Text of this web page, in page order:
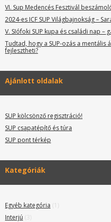
VI. Sup Medencés Fesztivál
2024-es ICF SUP Világbajnokság –
V. SIófoki SUP kupa és családi nap –
Tudtad, hogy a SUP-ozás a mentális
fejlesztheti?
Ajánlott oldalak
SUP kölcsönző regisztráció!
SUP csapatépítő és túra
SUP pont térkép
Kategóriák
Egyéb kategória (1)
Interjú (3)